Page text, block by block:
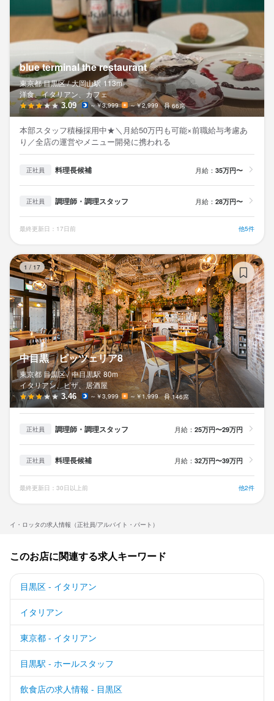
イ・ロッタの求人情報（正社員/アルバイト・パート）
blue terminal the restaurant
東京都 目黒区 / 大岡山駅 113m
洋食、イタリアン、カフェ
3.09 ～￥3,999 ～￥2,999 66席
本部スタッフ積極採用中★＼月給50万円も可能×前職給与考慮あ
り／全店の運営やメニュー開発に携われる
正社員 料理長候補 月給： 35万円〜
正社員 調理師・調理スタッフ 月給： 28万円〜
最終更新日：17日前 他5件
1 / 17
中目黒 ピッツェリア8
東京都 目黒区 / 中目黒駅 80m
イタリアン、ピザ、居酒屋
3.46 ～￥3,999 ～￥1,999 146席
正社員 調理師・調理スタッフ 月給： 25万円〜29万円
正社員 料理長候補 月給： 32万円〜39万円
最終更新日：30日以上前 他2件
このお店に関連する求人キーワード
目黒区 - イタリアン
イタリアン
東京都 - イタリアン
目黒駅 - ホールスタッフ
飲食店の求人情報 - 目黒区